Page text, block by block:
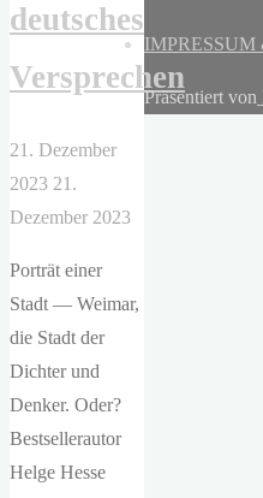
deutsches
Versprechen
21. Dezember
2023 21.
Dezember 2023
Porträt einer
Stadt — Weimar,
die Stadt der
Dichter und
Denker. Oder?
Bestsellerautor
Helge Hesse
Präsentiert von